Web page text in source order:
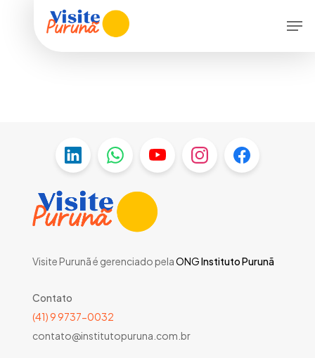
Visite Purunã é gerenciado pelaONGInstituto Purunã
Contato
(41) 9 9737-0032
contato@institutopuruna.com.br